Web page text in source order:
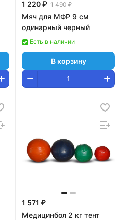
1 220 ₽ 1 490 ₽
Мяч для МФР 9 см
одинарный черный
Есть в наличии
В корзину
1 571 ₽
Медицинбол 2 кг тент